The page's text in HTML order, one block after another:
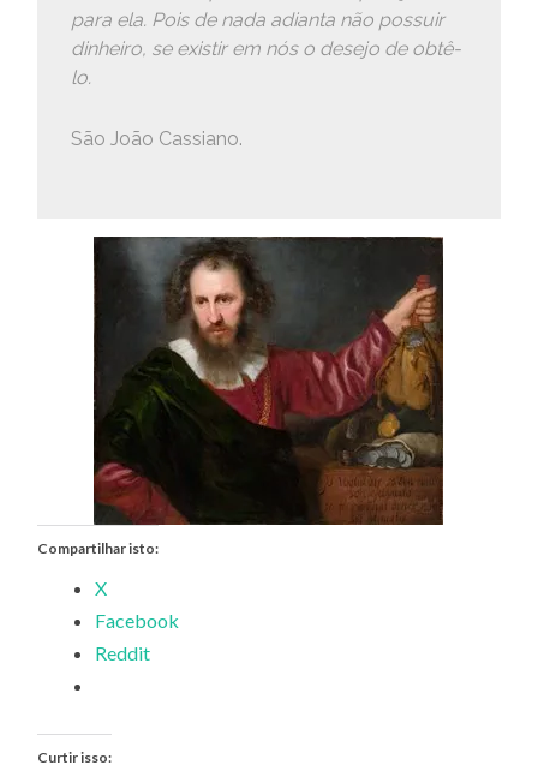
para ela. Pois de nada adianta não possuir
dinheiro, se existir em nós o desejo de obtê-
lo.
São João Cassiano.
Compartilhar isto:
X
Facebook
Reddit
Curtir isso: